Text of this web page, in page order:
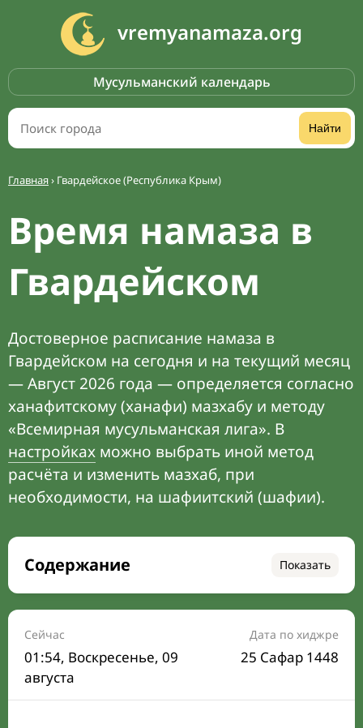
vremyanamaza.org
Мусульманский календарь
Найти
Главная› Гвардейское (Республика Крым)
Время намаза в
Гвардейском
Достоверное расписание намаза в
Гвардейском на сегодня и на текущий месяц
— Август 2026 года — определяется согласно
ханафитскому (ханафи) мазхабу и методу
«Всемирная мусульманская лига». В
настройках можно выбрать иной метод
расчёта и изменить мазхаб, при
необходимости, на шафиитский (шафии).
Содержание Показать
Время намаза на сегодня
Расписание на месяц
Время Сухура и Ифтара на сегодня
Календарь рамадана
Сейчас
01:54, Воскресенье, 09
августа
Дата по хиджре
25 Сафар 1448